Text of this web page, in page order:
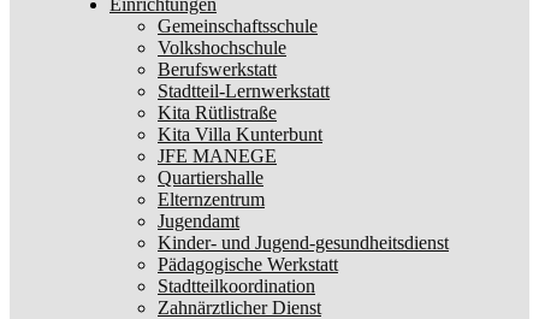
Einrichtungen
Gemeinschaftsschule
Volkshochschule
Berufswerkstatt
Stadtteil-Lernwerkstatt
Kita Rütlistraße
Kita Villa Kunterbunt
JFE MANEGE
Quartiershalle
Elternzentrum
Jugendamt
Kinder- und Jugend-gesundheitsdienst
Pädagogische Werkstatt
Stadtteilkoordination
Zahnärztlicher Dienst